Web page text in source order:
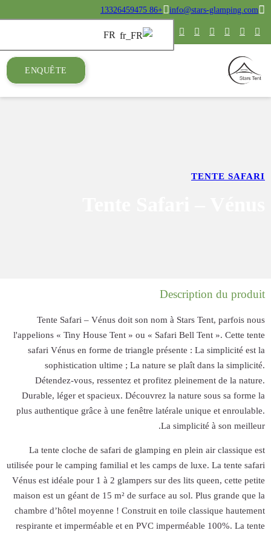
ENQUÊTE
Tente
l'appelions « Tiny
safari Vénus
Détendez-
Durable, léger
plus authentique
La tente
utilisée pour le
Vénus est idéale
maison est un
chambre d’hôtel
respirante et